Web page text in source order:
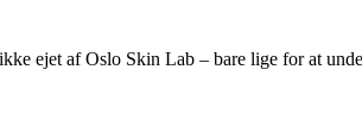
ejet af Oslo Skin Lab – bare lige for at